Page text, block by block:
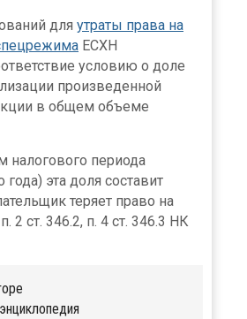
для утраты права на
ЕСХН
условию о доле
произведенной
в общем объеме
налогового периода
года) эта доля составит
теряет право на
2 ст. 346.2, п. 4 ст. 346.3 НК